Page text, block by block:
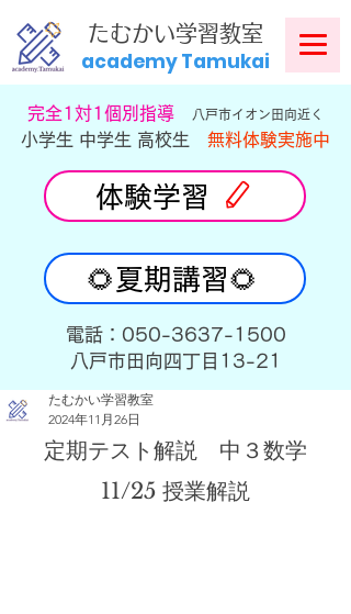
​たむかい学習教室
academy Tamukai
​完全1対1個別指導 八戸市イオン田向近く
小学生 中学生 高校生 無料体験実施中
体験学習
🌻夏期講習🌻
​電話：050-3637-1500
​八戸市田向四丁目13-21
たむかい学習教室
2024年11月26日
定期テスト解説　中３数学
11/25 授業解説